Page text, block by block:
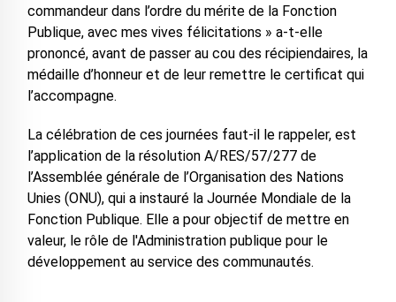
commandeur dans l’ordre du mérite de la Fonction
Publique, avec mes vives félicitations » a-t-elle
prononcé, avant de passer au cou des récipiendaires, la
médaille d’honneur et de leur remettre le certificat qui
l’accompagne.
La célébration de ces journées faut-il le rappeler, est
l’application de la résolution A/RES/57/277 de
l’Assemblée générale de l’Organisation des Nations
Unies (ONU), qui a instauré la Journée Mondiale de la
Fonction Publique. Elle a pour objectif de mettre en
valeur, le rôle de l'Administration publique pour le
développement au service des communautés.